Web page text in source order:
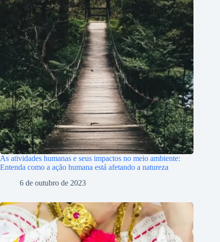
As atividades humanas e seus impactos no meio ambiente:
Entenda como a ação humana está afetando a natureza
6 de outubro de 2023